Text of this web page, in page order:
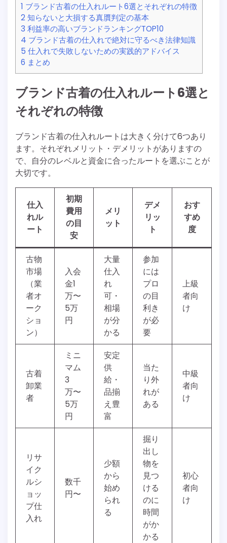
1 ブランド古着の仕入れルート6選とそれぞれの特徴
2 知らないと大損する真贋判定の基本
3 利益率の高いブランドランキングTOP10
4 ブランド古着の仕入れで絶対に守るべき法律知識
5 仕入れで失敗しないための実践的アドバイス
6 まとめ
ブランド古着の仕入れルート6選と
それぞれの特徴
ブランド古着の仕入れルートは大きく分けて6つあり
ます。それぞれメリット・デメリットがありますの
で、自分のレベルと資金に合ったルートを選ぶことが
大切です。
仕入
れル
ート
初期
費用
の目
安
メリ
ット
デメ
リッ
ト
おす
すめ
度
古物
市場
（業
者オ
ーク
ショ
ン）
入会
金1
万〜
5万
円
大量
仕入
れ
可・
相場
が分
かる
参加
には
プロ
の目
利き
が必
要
上級
者向
け
古着
卸業
者
ミニ
マム
3
万〜
5万
円
安定
供
給・
品揃
え豊
富
当た
り外
れが
ある
中級
者向
け
リサ
イク
ルシ
ョッ
プ仕
入れ
数千
円〜
少額
から
始め
られ
る
掘り
出し
物を
見つ
ける
のに
時間
がか
かる
初心
者向
け